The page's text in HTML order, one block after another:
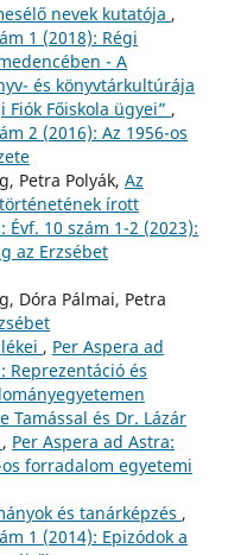
nevek kutatója ,
1 (2018): Régi
- A
és könyvtárkultúrája
Fiók Főiskola ügyei” ,
2 (2016): Az 1956-os
Petra Polyák, Az
írott
Évf. 10 szám 1-2 (2023):
az Erzsébet
Dóra Pálmai, Petra
, Per Aspera ad
Reprezentáció és
Tamással és Dr. Lázár
, Per Aspera ad Astra:
os forradalom egyetemi
és tanárképzés ,
1 (2014): Epizódok a